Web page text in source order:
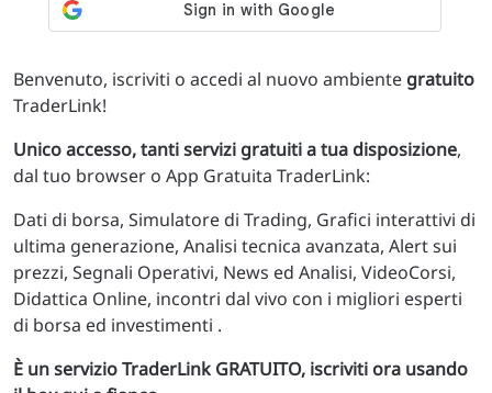
Benvenuto, iscriviti o accedi al nuovo ambiente gratuito
TraderLink!
Unico accesso, tanti servizi gratuiti a tua disposizione,
dal tuo browser o App Gratuita TraderLink:
Dati di borsa, Simulatore di Trading, Grafici interattivi di
ultima generazione, Analisi tecnica avanzata, Alert sui
prezzi, Segnali Operativi, News ed Analisi, VideoCorsi,
Didattica Online, incontri dal vivo con i migliori esperti
di borsa ed investimenti .
È un servizio TraderLink GRATUITO, iscriviti ora usando